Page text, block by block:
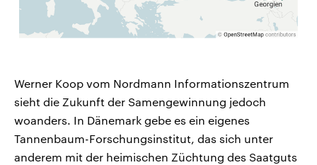
Werner Koop vom Nordmann Informationszentrum
sieht die Zukunft der Samengewinnung jedoch
woanders. In Dänemark gebe es ein eigenes
Tannenbaum-Forschungsinstitut, das sich unter
anderem mit der heimischen Züchtung des Saatguts